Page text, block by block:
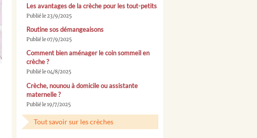
Les avantages de la crèche pour les tout-petits
Publié le 23/9/2025
Routine sos démangeaisons
Publié le 07/9/2025
Comment bien aménager le coin sommeil en
crèche ?
Publié le 04/8/2025
Crèche, nounou à domicile ou assistante
maternelle ?
Publié le 19/7/2025
Tout savoir sur les crèches